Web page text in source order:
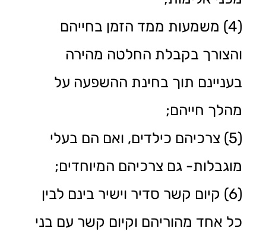
(4) משמעות ממד הזמן בחייהם
והצורך בקבלת החלטה מהירה
בעניינם תוך בחינת ההשפעה על
מהלך חייהם;
(5) צרכיהם כילדים, ואם הם בעלי
מוגבלות- גם צרכיהם המיוחדים;
(6) קיום קשר סדיר וישיר בינם לבין
כל אחד מהוריהם וקיום קשר עם בני